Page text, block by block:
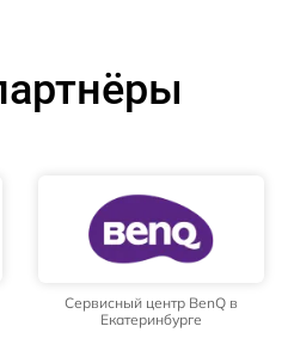
Сервисный центр BenQ в
Екатеринбурге